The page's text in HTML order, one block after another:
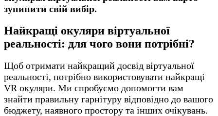
зупинити свій вибір.
Найкращі окуляри віртуальної
реальності: для чого вони потрібні?
Щоб отримати найкращий досвід віртуальної
реальності, потрібно використовувати найкращі
VR окуляри. Ми спробуємо допомогти вам
знайти правильну гарнітуру відповідно до вашого
бюджету, наявного простору та інших очікувань.